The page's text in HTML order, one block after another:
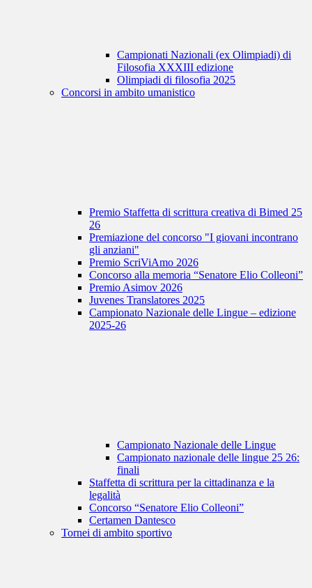
Campionati Nazionali (ex Olimpiadi) di
Filosofia XXXIII edizione
Olimpiadi di filosofia 2025
Concorsi in ambito umanistico
Premio Staffetta di scrittura creativa di Bimed 25
26
Premiazione del concorso "I giovani incontrano
gli anziani"
Premio ScriViAmo 2026
Concorso alla memoria “Senatore Elio Colleoni”
Premio Asimov 2026
Juvenes Translatores 2025
Campionato Nazionale delle Lingue – edizione
2025-26
Campionato Nazionale delle Lingue
Campionato nazionale delle lingue 25 26:
finali
Staffetta di scrittura per la cittadinanza e la
legalità
Concorso “Senatore Elio Colleoni”
Certamen Dantesco
Tornei di ambito sportivo